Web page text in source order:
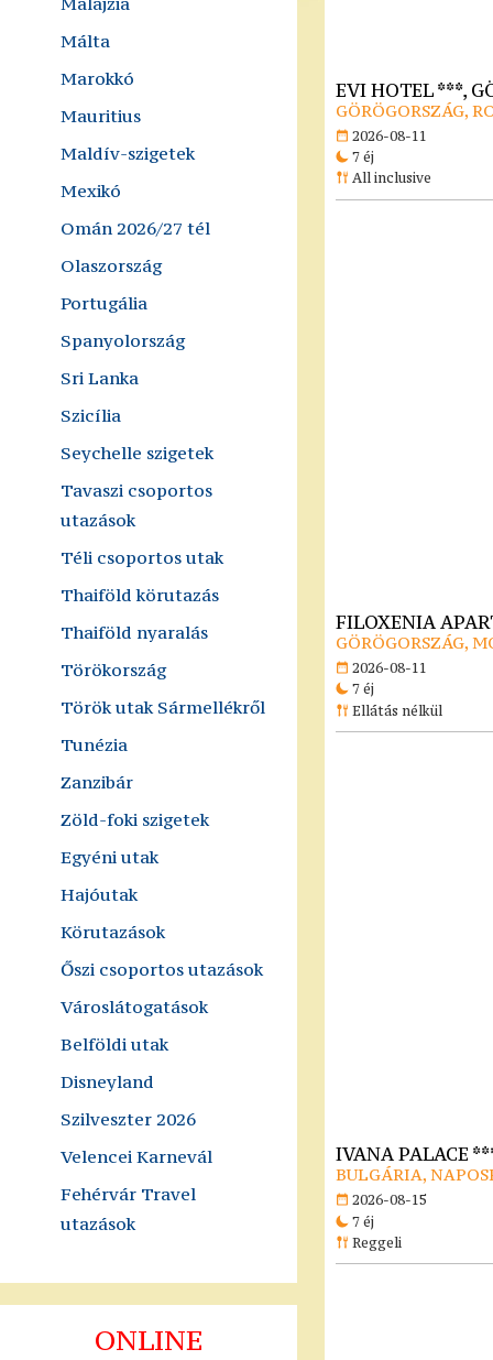
Málta
Marokkó
Mauritius
Maldív-szigetek
Mexikó
Omán 2026/27 tél
Olaszország
Portugália
Spanyolország
Sri Lanka
Szicília
Seychelle szigetek
Tavaszi csoportos
utazások
Téli csoportos utak
Thaiföld körutazás
Thaiföld nyaralás
Törökország
Török utak Sármellékről
Tunézia
Zanzibár
Zöld-foki szigetek
Egyéni utak
Hajóutak
Körutazások
Őszi csoportos utazások
Városlátogatások
Belföldi utak
Disneyland
Szilveszter 2026
Velencei Karnevál
Fehérvár Travel
utazások
ONLINE
EVI HOTEL ***,
GÖRÖGORSZÁG,
2026-08-11
7 éj
All inclusive
FILOXENIA
GÖRÖGORSZÁG,
2026-08-11
7 éj
Ellátás nélkül
IVANA PALACE
BULGÁRIA,
2026-08-15
7 éj
Reggeli